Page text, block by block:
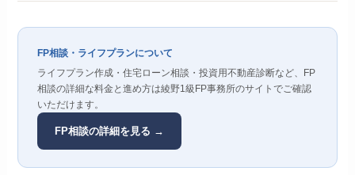
FP相談・ライフプランについて
ライフプラン作成・住宅ローン相談・投資用不動産診断など、FP
相談の詳細な料金と進め方は綾野1級FP事務所のサイトでご確認
いただけます。
FP相談の詳細を見る →